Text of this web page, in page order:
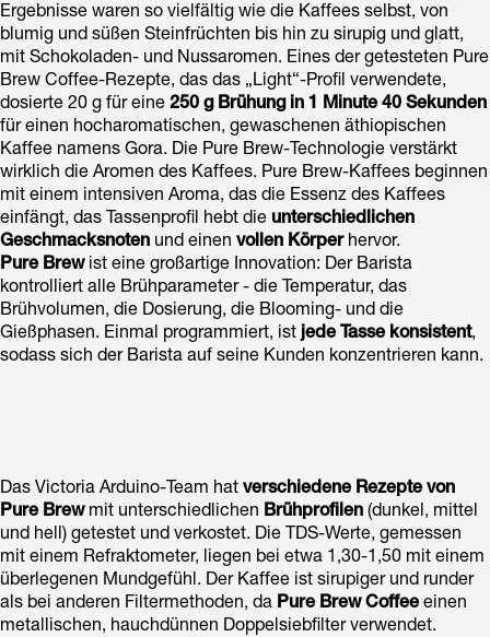
Ergebnisse waren so vielfältig wie die Kaffees selbst, von
blumig und süßen Steinfrüchten bis hin zu sirupig und glatt,
mit Schokoladen- und Nussaromen. Eines der getesteten Pure
Brew Coffee-Rezepte, das das „Light“-Profil verwendete,
dosierte 20 g für eine 250 g Brühung in 1 Minute 40 Sekunden
für einen hocharomatischen, gewaschenen äthiopischen
Kaffee namens Gora. Die Pure Brew-Technologie verstärkt
wirklich die Aromen des Kaffees. Pure Brew-Kaffees beginnen
mit einem intensiven Aroma, das die Essenz des Kaffees
einfängt, das Tassenprofil hebt die unterschiedlichen
Geschmacksnoten und einen vollen Körperhervor.
Pure Brewist eine großartige Innovation: Der Barista
kontrolliert alle Brühparameter - die Temperatur, das
Brühvolumen, die Dosierung, die Blooming- und die
Gießphasen. Einmal programmiert, ist jede Tasse konsistent,
sodass sich der Barista auf seine Kunden konzentrieren kann.
Das Victoria Arduino-Team hat verschiedene Rezepte von
Pure Brewmit unterschiedlichen Brühprofilen (dunkel, mittel
und hell) getestet und verkostet. Die TDS-Werte, gemessen
mit einem Refraktometer, liegen bei etwa 1,30-1,50 mit einem
überlegenen Mundgefühl. Der Kaffee ist sirupiger und runder
als bei anderen Filtermethoden, da Pure Brew Coffeeeinen
metallischen, hauchdünnen Doppelsiebfilter verwendet.